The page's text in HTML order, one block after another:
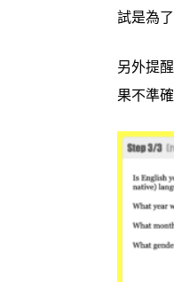
試是為
另外提
果不準